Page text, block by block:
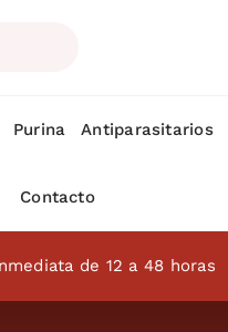
Purina Antiparasitarios
Contacto
de 12 a 48 horas